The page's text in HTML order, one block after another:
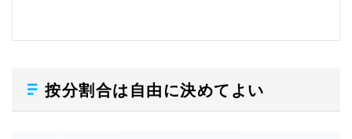
按分割合は自由に決めてよい